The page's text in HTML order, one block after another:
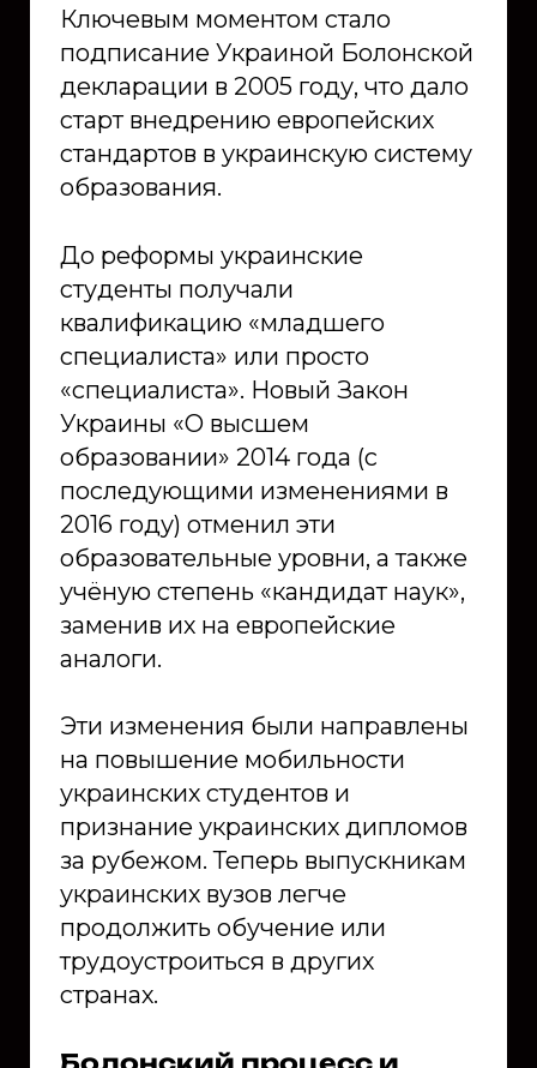
Ключевым моментом стало
подписание Украиной Болонской
декларации в 2005 году, что дало
старт внедрению европейских
стандартов в украинскую систему
образования.
До реформы украинские
студенты получали
квалификацию «младшего
специалиста» или просто
«специалиста». Новый Закон
Украины «О высшем
образовании» 2014 года (с
последующими изменениями в
2016 году) отменил эти
образовательные уровни, а также
учёную степень «кандидат наук»,
заменив их на европейские
аналоги.
Эти изменения были направлены
на повышение мобильности
украинских студентов и
признание украинских дипломов
за рубежом. Теперь выпускникам
украинских вузов легче
продолжить обучение или
трудоустроиться в других
странах.